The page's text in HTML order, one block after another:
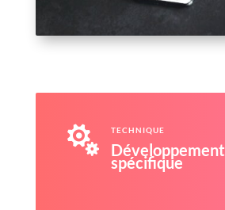
 TECHNIQUE
Développement
spécifique